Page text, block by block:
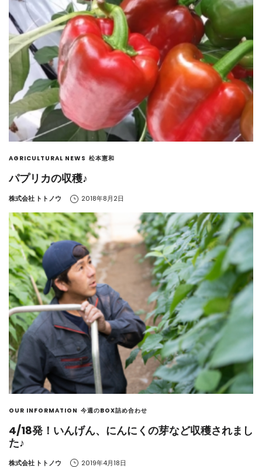
AGRICULTURAL NEWS 松本憲和
パプリカの収穫♪
by
株式会社 トトノウ 2018年8月2日
OUR INFORMATION 今週のBOX詰め合わせ
4/18発！いんげん、にんにくの芽など収穫されまし
た♪
by
株式会社 トトノウ 2019年4月18日